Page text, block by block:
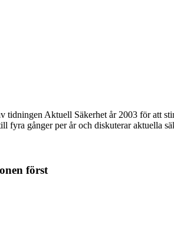
Aktuell Säkerhet år 2003 för att
fyra gånger per år och diskuterar aktuella
först